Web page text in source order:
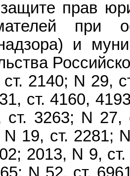
прав
при
и
2140; N 29,
ст. 4160,
ст. 3263; N 27,
19, ст. 2281;
2013, N 9,